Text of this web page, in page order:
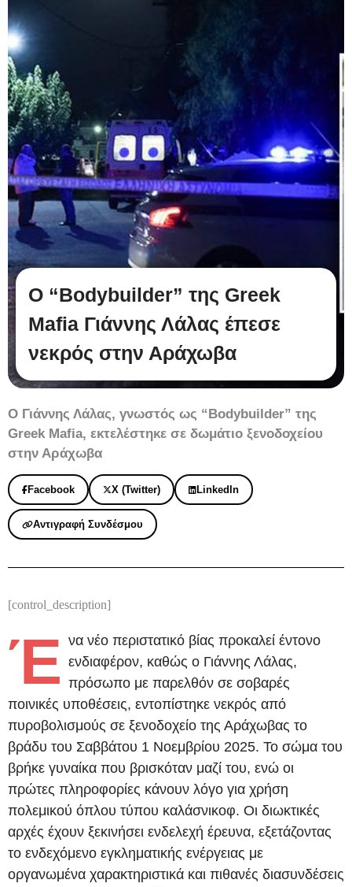
Ο “Bodybuilder” της Greek
Mafia Γιάννης Λάλας έπεσε
νεκρός στην Αράχωβα
Ο Γιάννης Λάλας, γνωστός ως “Bodybuilder” της
Greek Mafia, εκτελέστηκε σε δωμάτιο ξενοδοχείου
στην Αράχωβα
Facebook X (Twitter) LinkedIn
Αντιγραφή Συνδέσμου
[control_description]
Έ να νέο περιστατικό βίας προκαλεί έντονο
ενδιαφέρον, καθώς ο Γιάννης Λάλας,
πρόσωπο με παρελθόν σε σοβαρές
ποινικές υποθέσεις, εντοπίστηκε νεκρός από
πυροβολισμούς σε ξενοδοχείο της Αράχωβας το
βράδυ του Σαββάτου 1 Νοεμβρίου 2025. Το σώμα του
βρήκε γυναίκα που βρισκόταν μαζί του, ενώ οι
πρώτες πληροφορίες κάνουν λόγο για χρήση
πολεμικού όπλου τύπου καλάσνικοφ. Οι διωκτικές
αρχές έχουν ξεκινήσει ενδελεχή έρευνα, εξετάζοντας
το ενδεχόμενο εγκληματικής ενέργειας με
οργανωμένα χαρακτηριστικά και πιθανές διασυνδέσεις